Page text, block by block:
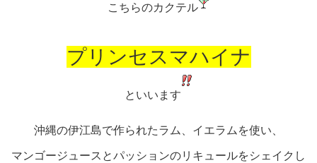
こちらのカクテル
プリンセスマハイナ
といいます
沖縄の伊江島で作られたラム、イエラムを使い、
マンゴージュースとパッションのリキュールをシェイクし